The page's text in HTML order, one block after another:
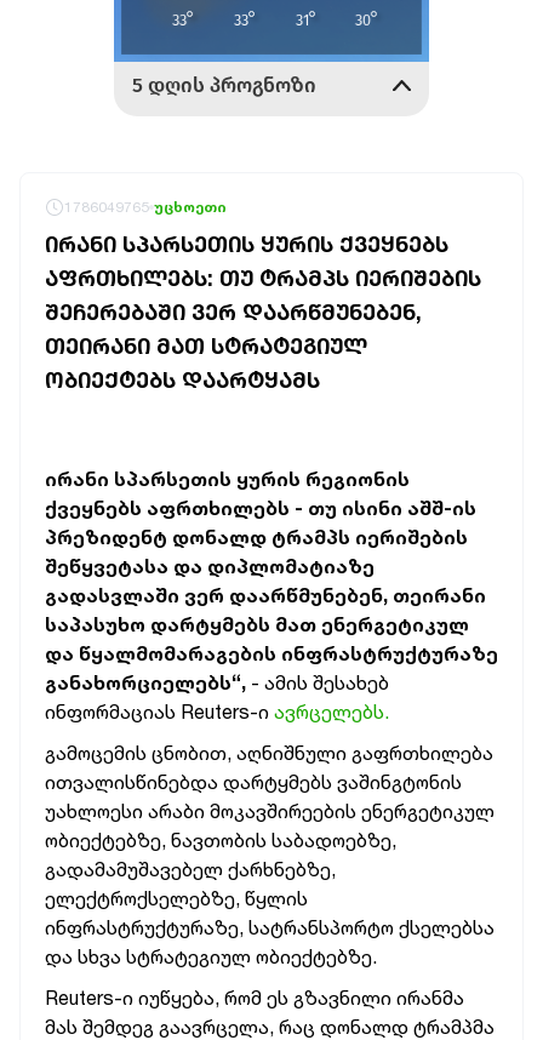
1786049765 უცხოეთი
ᲘᲠᲐᲜᲘ ᲡᲞᲐᲠᲡᲔᲗᲘᲡ ᲧᲣᲠᲘᲡ ᲥᲕᲔᲧᲜᲔᲑᲡ
ᲐᲤᲠᲗᲮᲘᲚᲔᲑᲡ: ᲗᲣ ᲢᲠᲐᲛᲞᲡ ᲘᲔᲠᲘᲨᲔᲑᲘᲡ
ᲨᲔᲩᲔᲠᲔᲑᲐᲨᲘ ᲕᲔᲠ ᲓᲐᲐᲠᲬᲛᲣᲜᲔᲑᲔᲜ,
ᲗᲔᲘᲠᲐᲜᲘ ᲛᲐᲗ ᲡᲢᲠᲐᲢᲔᲒᲘᲣᲚ
ᲝᲑᲘᲔᲥᲢᲔᲑᲡ ᲓᲐᲐᲠᲢᲧᲐᲛᲡ
ირანი სპარსეთის ყურის რეგიონის
ქვეყნებს აფრთხილებს - თუ ისინი აშშ-ის
პრეზიდენტ დონალდ ტრამპს იერიშების
შეწყვეტასა და დიპლომატიაზე
გადასვლაში ვერ დაარწმუნებენ, თეირანი
საპასუხო დარტყმებს მათ ენერგეტიკულ
და წყალმომარაგების ინფრასტრუქტურაზე
განახორციელებს“, - ამის შესახებ
ინფორმაციას Reuters-ი ავრცელებს.
გამოცემის ცნობით, აღნიშნული გაფრთხილება
ითვალისწინებდა დარტყმებს ვაშინგტონის
უახლოესი არაბი მოკავშირეების ენერგეტიკულ
ობიექტებზე, ნავთობის საბადოებზე,
გადამამუშავებელ ქარხნებზე,
ელექტროქსელებზე, წყლის
ინფრასტრუქტურაზე, სატრანსპორტო ქსელებსა
და სხვა სტრატეგიულ ობიექტებზე.
Reuters-ი იუწყება, რომ ეს გზავნილი ირანმა
მას შემდეგ გაავრცელა, რაც დონალდ ტრამპმა